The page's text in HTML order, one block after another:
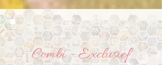
Combi - Exclusief